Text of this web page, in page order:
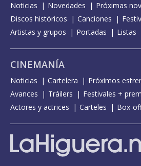
Noticias Novedades
Próximas
Discos históricos
Canciones
Artistas y grupos
Portadas Listas
CINEMANÍA
Noticias Cartelera Próximos
Avances
Tráilers
Festivales +
Actores y actrices
Carteles Box-